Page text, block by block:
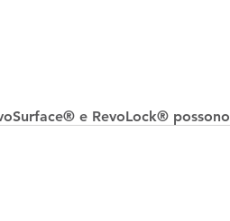
e RevoLock® possono